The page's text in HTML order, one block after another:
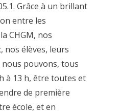
Grâce à un brillant
entre les
CHGM, nos
nos élèves, leurs
pouvons, tous
à 13 h, être toutes et
de première
école, et en